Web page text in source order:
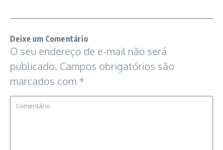
Deixe um Comentário
O seu endereço de e-mail não será
publicado. Campos obrigatórios são
marcados com *